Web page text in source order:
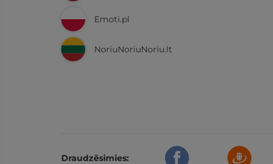
Emoti.pl
NoriuNoriuNoriu.lt
Draudzēsimies: